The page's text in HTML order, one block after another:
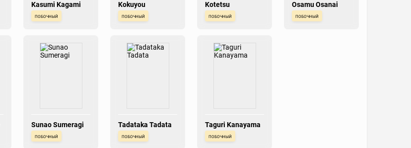
Kasumi Kagami
побочный
Kokuyou
побочный
Kotetsu
побочный
Osamu Osanai
побочный
Sunao Sumeragi
побочный
Tadataka Tadata
побочный
Taguri Kanayama
побочный